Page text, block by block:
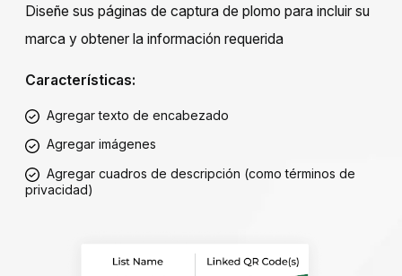
Diseñe sus páginas de captura de plomo para incluir su
marca y obtener la información requerida
Características:
Agregar texto de encabezado
Agregar imágenes
Agregar cuadros de descripción (como términos de
privacidad)